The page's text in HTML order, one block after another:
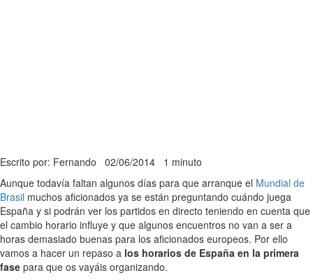
Escrito por: Fernando 02/06/2014 1 minuto
Aunque todavía faltan algunos días para que arranque el Mundial de
Brasil muchos aficionados ya se están preguntando cuándo juega
España y si podrán ver los partidos en directo teniendo en cuenta que
el cambio horario influye y que algunos encuentros no van a ser a
horas demasiado buenas para los aficionados europeos. Por ello
vamos a hacer un repaso a los horarios de España en la primera
fase para que os vayáis organizando.